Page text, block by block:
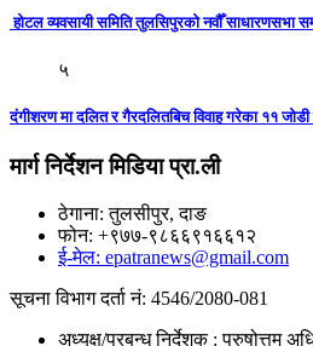
होटल व्यवसायी समिति तुलसिपुरको नवौँ साधारणसभा
५
दंगीशरण मा दलित र गैरदलितबिच विवाह गरेका ११ जोडी
मार्ग निर्देशन मिडिया प्रा.ली
ठेगाना: तुलसीपुर, दाङ
फोन: +९७७-९८६६९१६६१२
ई-मेल: epatranews@gmail.com
सूचना विभाग दर्ता नं: 4546/2080-081
अध्यक्ष/प्रबन्ध निर्देशक : पुरुषोत्तम